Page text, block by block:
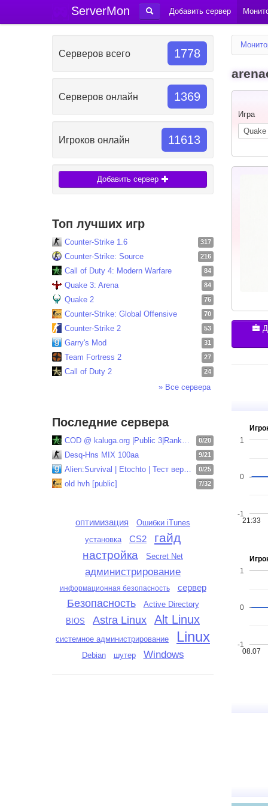
ServerMon Добавить сервер
Серверов всего 1778
Серверов онлайн 1369
Игроков онлайн 11613
Добавить сервер
Топ лучших игр
Counter-Strike 1.6 317
Counter-Strike: Source 216
Call of Duty 4: Modern Warfare 84
Quake 3: Arena 84
Quake 2 76
Counter-Strike: Global Offensive 70
Counter-Strike 2 53
Garry's Mod 31
Team Fortress 2 27
Call of Duty 2 24
» Все сервера
Последние сервера
COD @ kaluga.org |Public 3|Ranked| vk.com/codbte.. 0/20
Desq-Hns MIX 100aa 9/21
Alien:Survival | Etochto | Тест версия 0/25
old hvh [public] 7/32
оптимизация
Ошибки iTunes
установка
CS2 гайд
настройка Secret Net
администрирование
информационная безопасность сервер
Безопасность
Active Directory
BIOS
Astra Linux Alt Linux
системное администрирование Linux
Debian шутер Windows
Игра
21:33
-1
0
1
08.07
-1
0
1